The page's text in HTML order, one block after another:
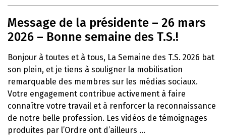
Message de la présidente – 26 mars
2026 – Bonne semaine des T.S.!
Bonjour à toutes et à tous, La Semaine des T.S. 2026 bat
son plein, et je tiens à souligner la mobilisation
remarquable des membres sur les médias sociaux.
Votre engagement contribue activement à faire
connaître votre travail et à renforcer la reconnaissance
de notre belle profession. Les vidéos de témoignages
produites par l’Ordre ont d’ailleurs ...